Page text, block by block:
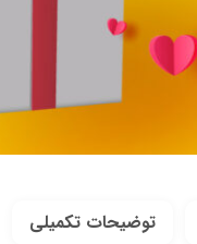
توضیحات تکمیلی